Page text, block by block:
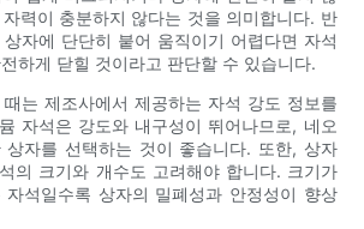
력이 충분하지 않다는 것을 의미합니다. 반
자에 단단히 붙어 움직이기 어렵다면 자석
하게 닫힐 것이라고 판단할 수 있습니다.
는 제조사에서 제공하는 자석 강도 정보를
자석은 강도와 ​​내구성이 뛰어나므로, 네오
상자를 선택하는 것이 좋습니다. 또한, 상자
의 크기와 개수도 고려해야 합니다. 크기가
자석일수록 상자의 밀폐성과 안정성이 향상